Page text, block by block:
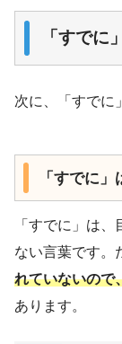
「すでに
次に、「すでに
「すでに
「すでに」は
ない言葉です。
れていないので
あります。